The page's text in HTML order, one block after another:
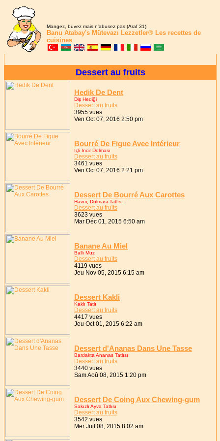
Mangez, buvez mais n'abusez pas (Araf 31)
Banu Atabay's Mütevazı Lezzetler® Les recettes de
cuisines
Dessert au fruits
Hedik De Dent
Diş Hediği
Dessert au fruits
3955 vues
Ven Oct 07, 2016 2:50 pm
Bourré De Figue Avec Intérieur
İçli İncir Dolması
Dessert au fruits
3461 vues
Ven Oct 07, 2016 2:21 pm
Dessert De Bourré Aux Carottes
Havuç Dolması Tatlısı
Dessert au fruits
3623 vues
Mar Déc 01, 2015 6:50 am
Banane Au Miel
Ballı Muz
Dessert au fruits
4119 vues
Jeu Nov 05, 2015 6:15 am
Dessert Kakli
Kaklı Tatlı
Dessert au fruits
4417 vues
Jeu Oct 01, 2015 6:22 am
Dessert d'Ananas Dans Une Tasse
Bardakta Ananas Tatlısı
Dessert au fruits
3440 vues
Sam Aoû 08, 2015 1:20 pm
Dessert De Coing Aux Chewing-gum
Sakızlı Ayva Tatlısı
Dessert au fruits
3542 vues
Mer Juil 08, 2015 8:02 am